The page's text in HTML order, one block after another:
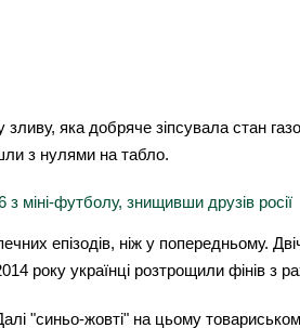
яка добряче зіпсувала стан
з нулями на табло.
міні-футболу, знищивши друзів росії
епізодів, ніж у попередньому.
року українці розтрощили фінів з
"синьо-жовті" на цьому